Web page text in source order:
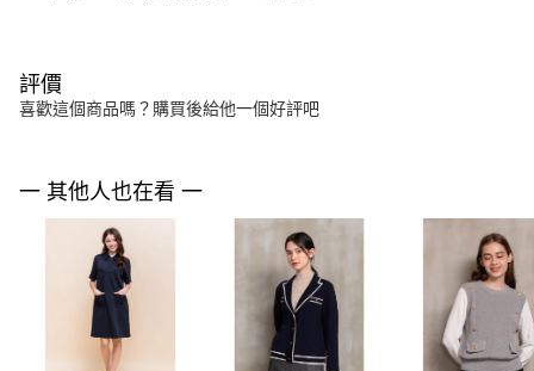
評價
喜歡這個商品嗎？購買後給他一個好評吧
一 其他人也在看 一